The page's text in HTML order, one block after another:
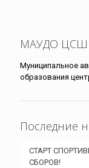
МАУДО ЦСШ
Муниципальное
образования
Последние
СТАРТ
СБОРОВ!